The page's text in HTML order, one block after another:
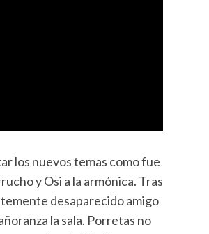
los nuevos temas como fue
y Osi a la armónica. Tras
desaparecido amigo
la sala. Porretas no